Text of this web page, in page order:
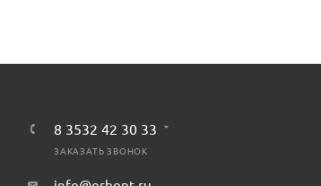
8 3532 42 30 33
ЗАКАЗАТЬ ЗВОНОК